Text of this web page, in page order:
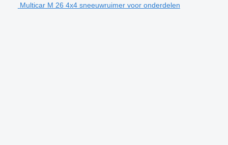
Multicar M 26 4x4 sneeuwruimer voor onderdelen